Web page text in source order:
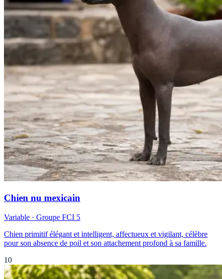
Chien nu mexicain
Variable · Groupe FCI 5
Chien primitif élégant et intelligent, affectueux et vigilant, célèbre
pour son absence de poil et son attachement profond à sa famille.
10